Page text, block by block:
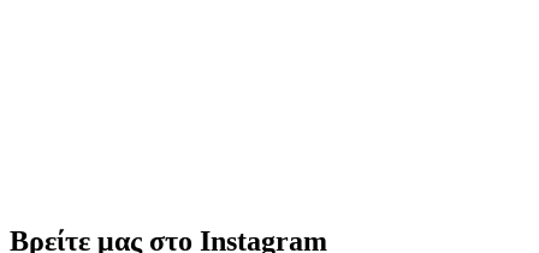
Βρείτε μας στο Instagram